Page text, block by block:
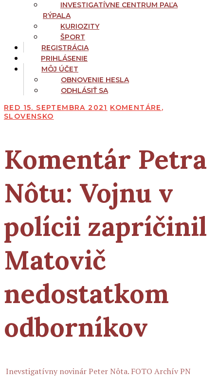
INVESTIGATÍVNE CENTRUM PAĽA
RÝPALA
KURIOZITY
ŠPORT
REGISTRÁCIA
PRIHLÁSENIE
MÔJ ÚČET
OBNOVENIE HESLA
ODHLÁSIŤ SA
RED 15. SEPTEMBRA 2021 KOMENTÁRE ,
SLOVENSKO
Komentár Petra
Nôtu: Vojnu v
polícii zapríčinil
Matovič
nedostatkom
odborníkov
Inevstigatívny novinár Peter Nôta. FOTO Archív PN